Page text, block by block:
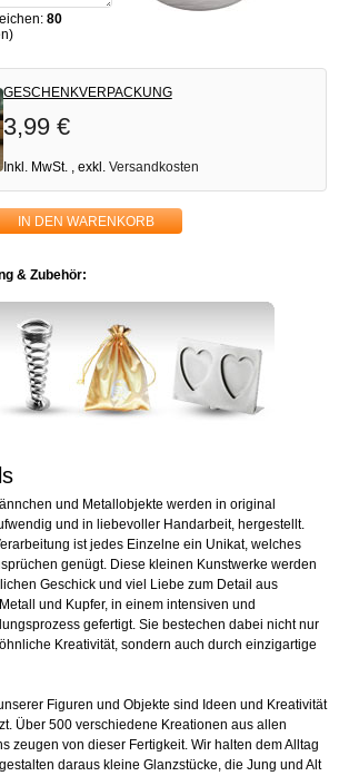
80
GESCHENKVERPACKUNG
3,99 €
Inkl. MwSt. , exkl. Versandkosten
IN DEN WARENKORB
& Zubehör:
und Metallobjekte werden in original
und in liebevoller Handarbeit, hergestellt.
ist jedes Einzelne ein Unikat, welches
genügt. Diese kleinen Kunstwerke werden
Geschick und viel Liebe zum Detail aus
und Kupfer, in einem intensiven und
gefertigt. Sie bestechen dabei nicht nur
Kreativität, sondern auch durch einzigartige
Figuren und Objekte sind Ideen und Kreativität
Über 500 verschiedene Kreationen aus allen
zeugen von dieser Fertigkeit. Wir halten dem Alltag
daraus kleine Glanzstücke, die Jung und Alt